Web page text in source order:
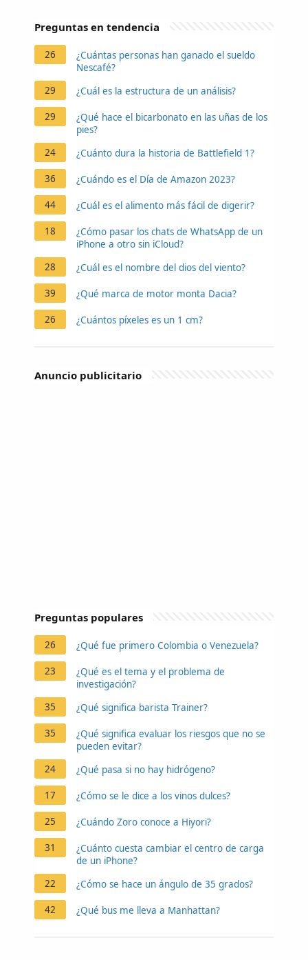
Preguntas en tendencia
26
¿Cuántas personas han ganado el sueldo
Nescafé?
29
¿Cuál es la estructura de un análisis?
29
¿Qué hace el bicarbonato en las uñas de los
pies?
24
¿Cuánto dura la historia de Battlefield 1?
36 ¿Cuándo es el Día de Amazon 2023?
44 ¿Cuál es el alimento más fácil de digerir?
18
¿Cómo pasar los chats de WhatsApp de un
iPhone a otro sin iCloud?
28
¿Cuál es el nombre del dios del viento?
39 ¿Qué marca de motor monta Dacia?
26 ¿Cuántos píxeles es un 1 cm?
Anuncio publicitario
Preguntas populares
26 ¿Qué fue primero Colombia o Venezuela?
23
¿Qué es el tema y el problema de
investigación?
35
¿Qué significa barista Trainer?
35
¿Qué significa evaluar los riesgos que no se
pueden evitar?
24
¿Qué pasa si no hay hidrógeno?
17 ¿Cómo se le dice a los vinos dulces?
25 ¿Cuándo Zoro conoce a Hiyori?
31
¿Cuánto cuesta cambiar el centro de carga
de un iPhone?
22
¿Cómo se hace un ángulo de 35 grados?
42 ¿Qué bus me lleva a Manhattan?